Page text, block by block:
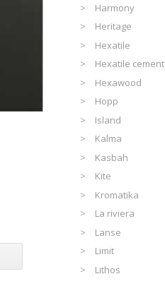
Harmony
Heritage
Hexatile
Hexatile cement
Hexawood
Hopp
Island
Kalma
Kasbah
Kite
Kromatika
La riviera
Lanse
Limit
Lithos